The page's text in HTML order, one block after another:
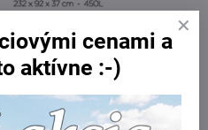
cenami a
aktívne :-)